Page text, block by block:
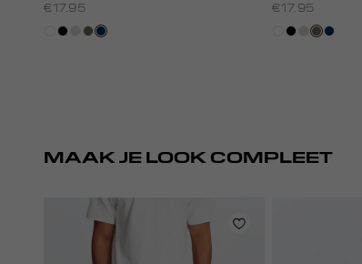
€17.95
witzwarttaupe,
lichtbruin
donkerblauw
€17.95
witzwarttaupe,
lichtbruin
MAAK JE LOOK COMPLEET